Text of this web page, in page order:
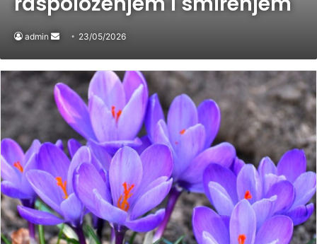
admin
Send
email
23/05/2026